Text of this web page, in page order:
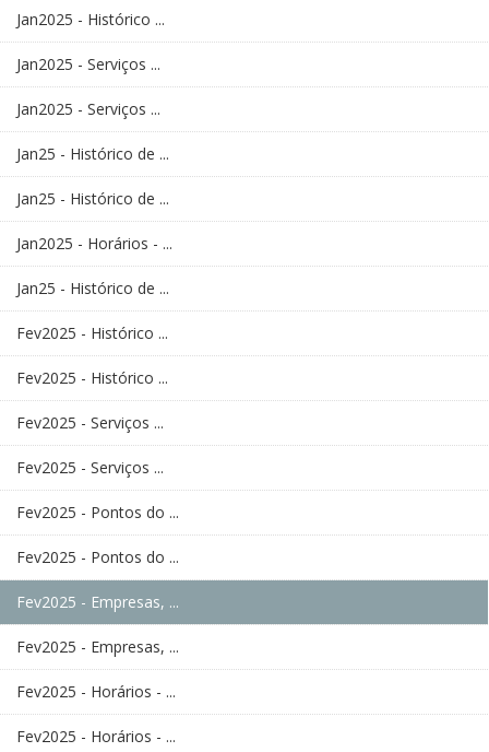
Jan2025 - Histórico ...
Jan2025 - Serviços ...
Jan2025 - Serviços ...
Jan25 - Histórico de ...
Jan25 - Histórico de ...
Jan2025 - Horários - ...
Jan25 - Histórico de ...
Fev2025 - Histórico ...
Fev2025 - Histórico ...
Fev2025 - Serviços ...
Fev2025 - Serviços ...
Fev2025 - Pontos do ...
Fev2025 - Pontos do ...
Fev2025 - Empresas, ...
Fev2025 - Empresas, ...
Fev2025 - Horários - ...
Fev2025 - Horários - ...